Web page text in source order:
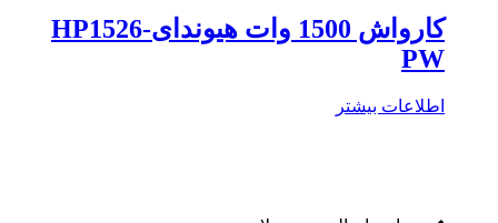
کارواش 1500 وات هیوندایHP1526-
PW
اطلاعات بیشتر